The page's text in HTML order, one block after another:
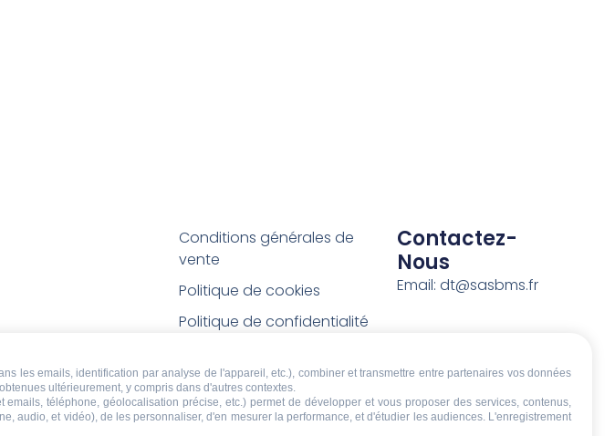
Conditions générales de
vente
Politique de cookies
Politique de confidentialité
Conditions de retour et de
remboursement
Contactez-
Nous
Email: dt@sasbms.fr
les emails, identification par analyse de l'appareil, etc.), combiner et transmettre entre partenaires vos données
ultérieurement, y compris dans d'autres contextes.
téléphone, géolocalisation précise, etc.) permet de développer et vous proposer des services, contenus,
audio, et vidéo), de les personnaliser, d'en mesurer la performance, et d'étudier les audiences. L'enregistrement